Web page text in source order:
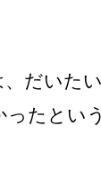
、だいた
ったとい